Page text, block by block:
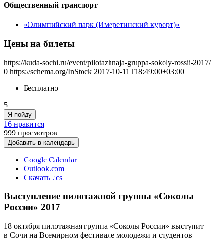
Общественный транспорт
«Олимпийский парк (Имеретинский курорт)»
Цены на билеты
https://kuda-sochi.ru/event/pilotazhnaja-gruppa-sokoly-rossii-2017/
0 https://schema.org/InStock 2017-10-11T18:49:00+03:00
Бесплатно
5+
Я пойду
16 нравится
999 просмотров
Добавить в календарь
Google Calendar
Outlook.com
Скачать .ics
Выступление пилотажной группы «Соколы
России» 2017
18 октября пилотажная группа «Соколы России» выступит
в Сочи на Всемирном фестивале молодежи и студентов.